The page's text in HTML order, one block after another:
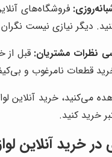
دیگر نیازی نیست
نظرات مشتریان: قبل از
قطعات نامرغوب و
می‌کنید، خرید آنلاین
خرید کنید.
خرید آنلاین